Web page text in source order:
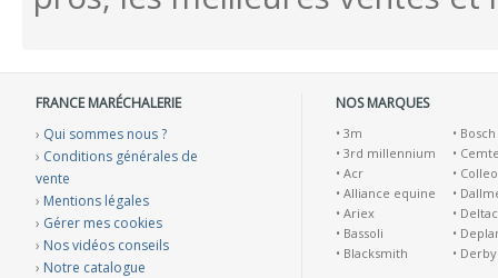
FRANCE MARÉCHALERIE
› Qui sommes nous ?
› Conditions générales de
vente
› Mentions légales
› Gérer mes cookies
› Nos vidéos conseils
› Notre catalogue
NOS MARQUES
• 3m
• 3rd millennium
• Acr
• Alliance equine
• Ariex
• Bassoli
• Blacksmith
• Bosch
•
•
•
•
•
• Derby